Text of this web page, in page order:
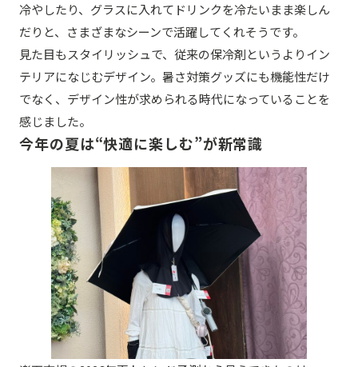
冷やしたり、グラスに入れてドリンクを冷たいまま楽しん
だりと、さまざまなシーンで活躍してくれそうです。
見た目もスタイリッシュで、従来の保冷剤というよりイン
テリアになじむデザイン。暑さ対策グッズにも機能性だけ
でなく、デザイン性が求められる時代になっていることを
感じました。
今年の夏は“快適に楽しむ”が新常識